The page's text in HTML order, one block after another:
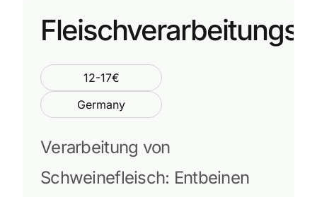
12-17€
Germany
Verarbeitung von
Schweinefleisch: Entbeinen